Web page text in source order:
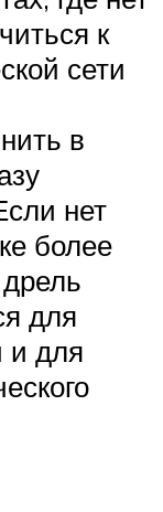
к
сети
в
нет
более
для
и для